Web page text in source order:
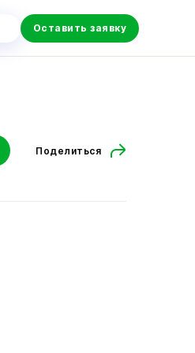
Оставить заявку
Поделиться